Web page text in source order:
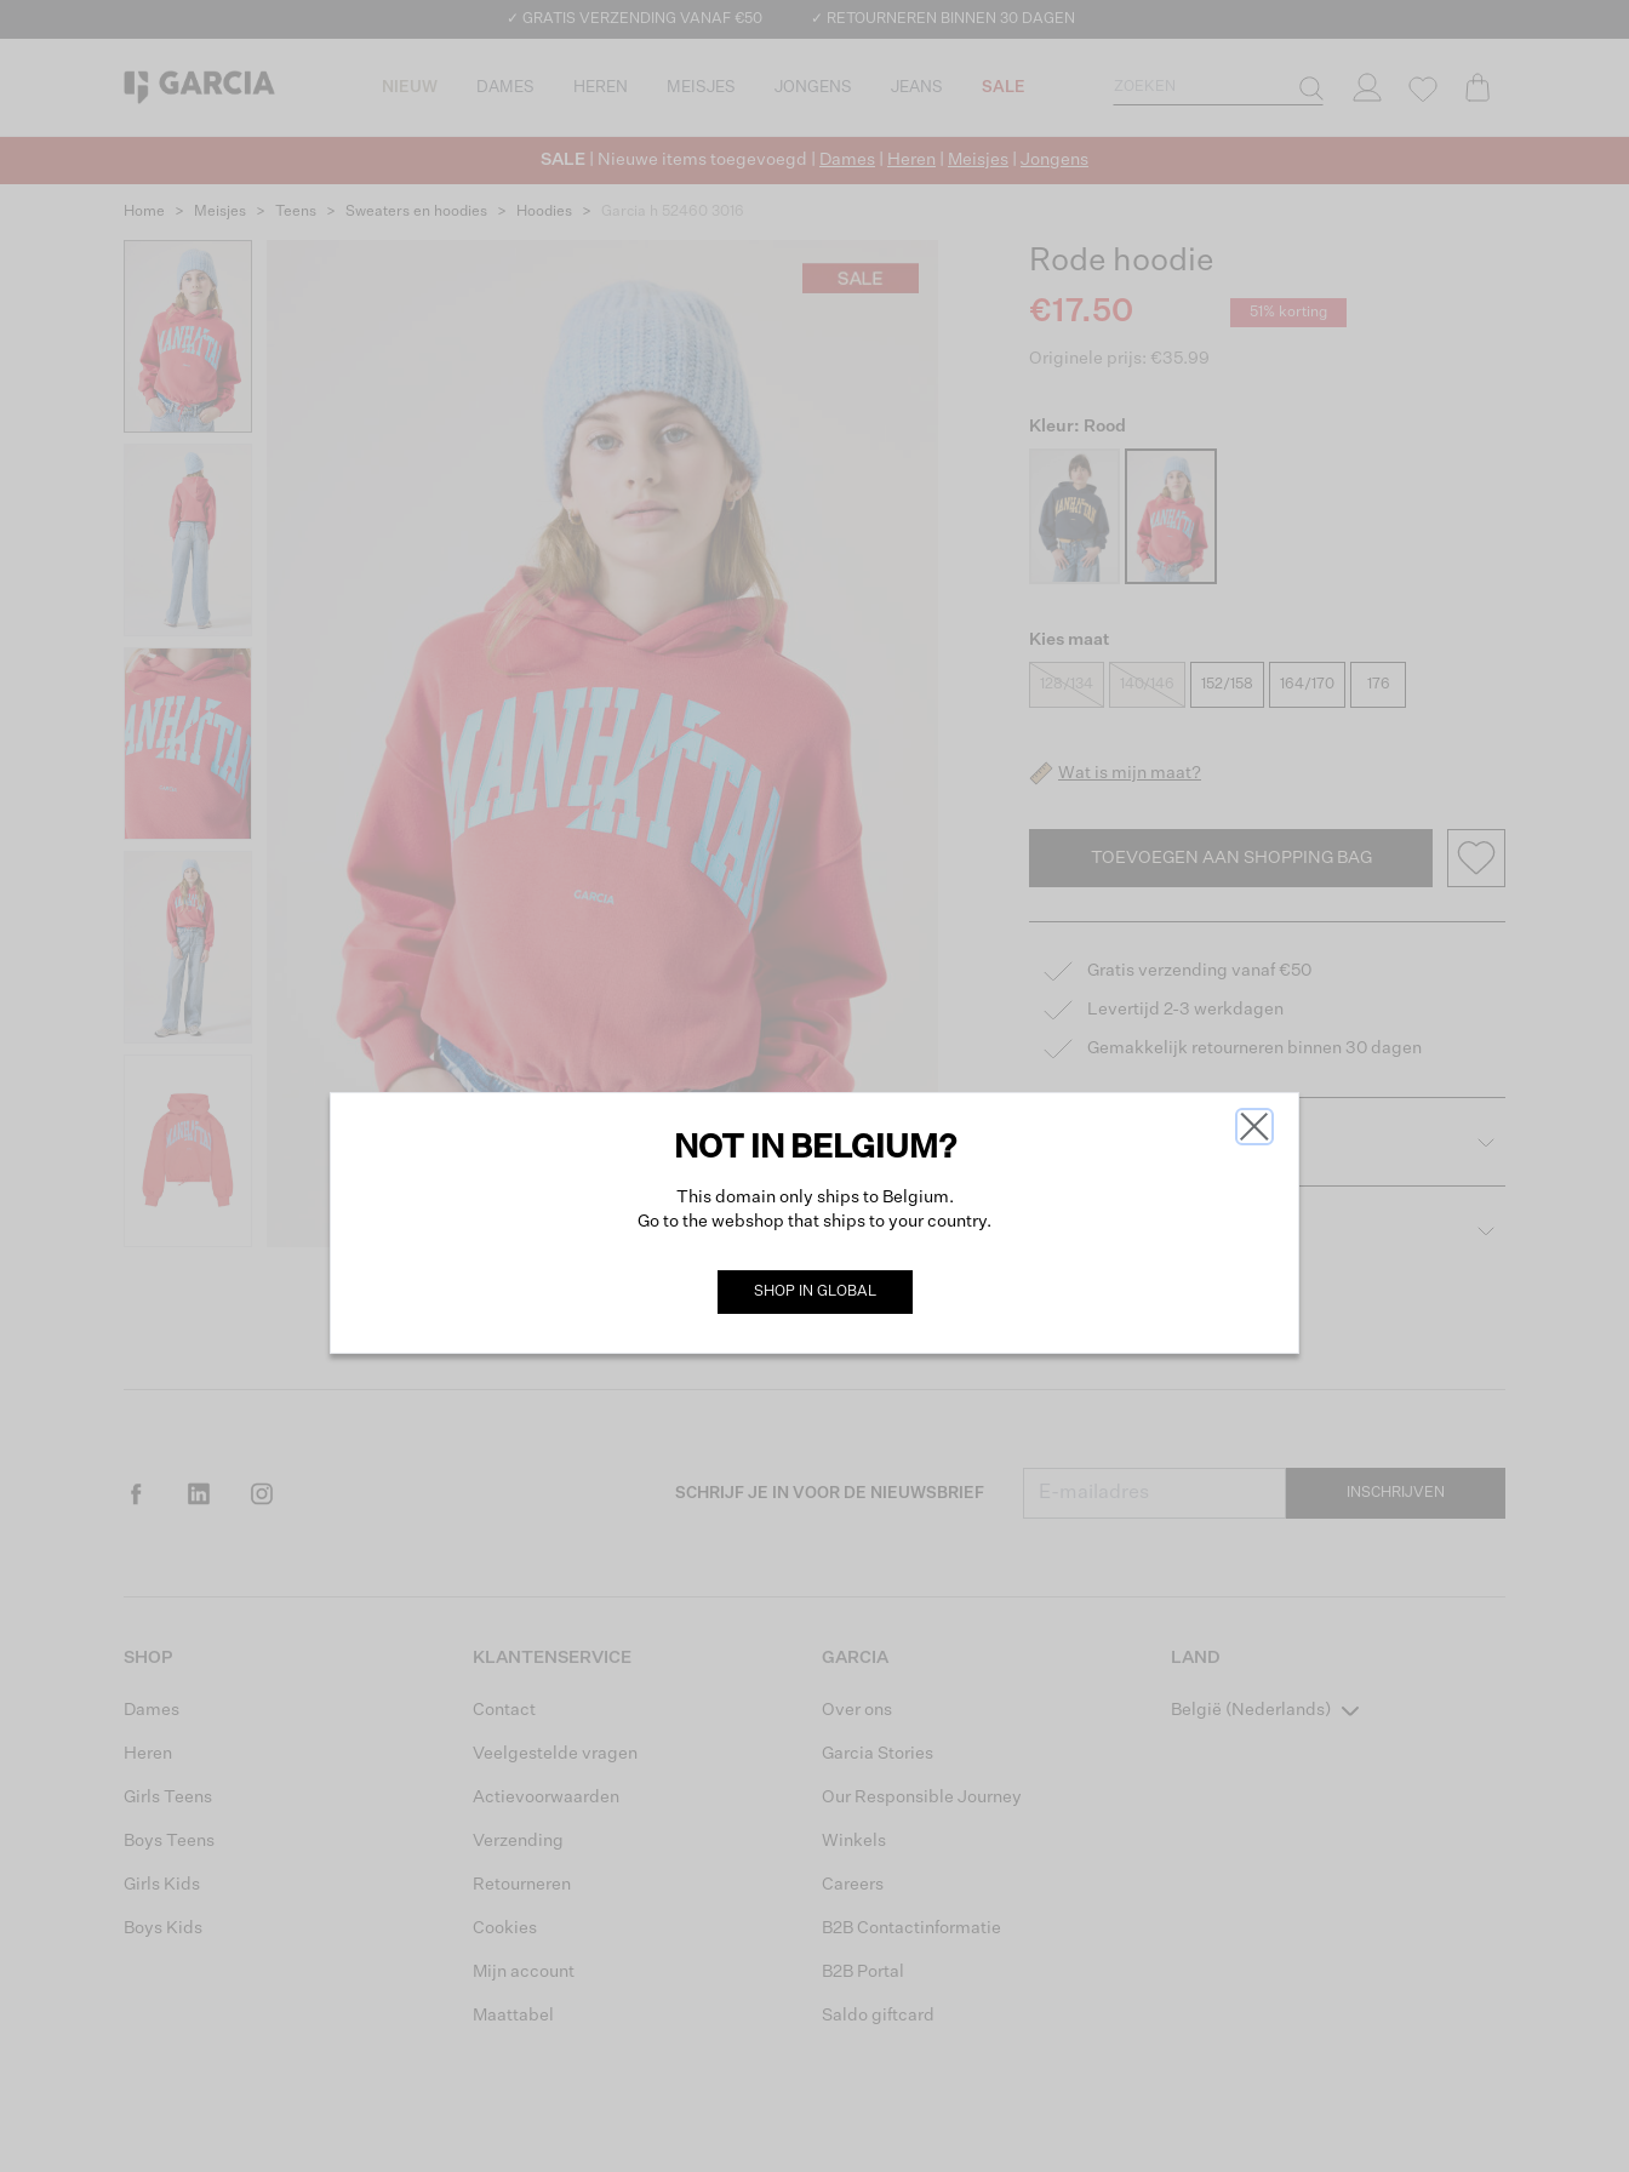
✓ GRATIS VERZENDING VANAF €50 ✓ RETOURNEREN BINNEN 30 DAGEN
NIEUW DAMES HEREN MEISJES JONGENS JEANS SALE
SALE | Nieuwe items toegevoegd | Dames Heren Meisjes Jongens
Home > Meisjes > Teens > Sweaters en hoodies > Hoodies >
Rode hoodie
€17.50
51% korting
Originele prijs: €35.99
Kleur: Rood
Kies maat
128/134 152/158 164/170 176
Wat is mijn maat?
TOEVOEGEN AAN SHOPPING BAG
Gratis verzending vanaf €50
Levertijd 2-3 werkdagen
Gemakkelijk retourneren binnen 30 dagen
SCHRIJF JE IN VOOR DE NIEUWSBRIEF INSCHRIJVEN
SHOP
Dames
Heren
Girls Teens
Boys Teens
Girls Kids
Boys Kids
KLANTENSERVICE
Contact
Veelgestelde vragen
Actievoorwaarden
Verzending
Retourneren
Cookies
Mijn account
Maattabel
GARCIA
Over ons
Garcia Stories
Our Responsible Journey
Winkels
Careers
B2B Contactinformatie
B2B Portal
Saldo giftcard
LAND
België (Nederlands)
NOT IN BELGIUM?
This domain only ships to Belgium.
Go to the webshop that ships to your country.
SHOP IN GLOBAL